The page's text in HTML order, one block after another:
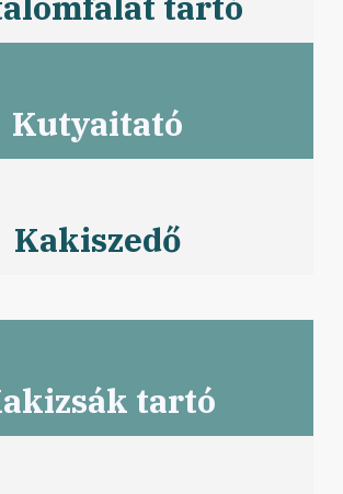
Kutyaitató
Kakiszedő
tartó